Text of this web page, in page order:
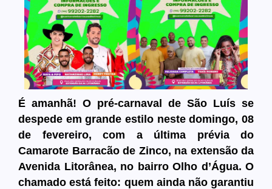
É amanhã! O pré-carnaval de São Luís se
despede em grande estilo neste domingo, 08
de fevereiro, com a última prévia do
Camarote Barracão de Zinco, na extensão da
Avenida Litorânea, no bairro Olho d’Água. O
chamado está feito: quem ainda não garantiu